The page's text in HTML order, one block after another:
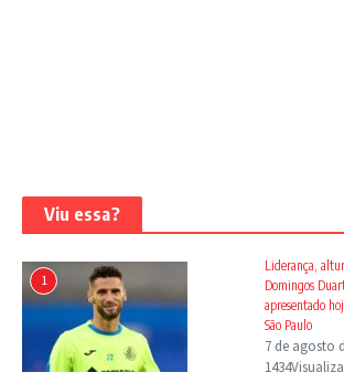
Viu essa?
1
Liderança,
Domingos
apresentado
São Paulo
7 de agosto